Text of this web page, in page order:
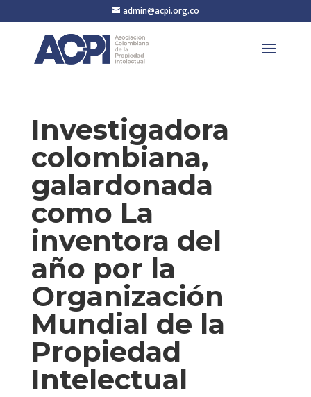
admin@acpi.org.co
Investigadora
colombiana,
galardonada
como La
inventora del
año por la
Organización
Mundial de la
Propiedad
Intelectual